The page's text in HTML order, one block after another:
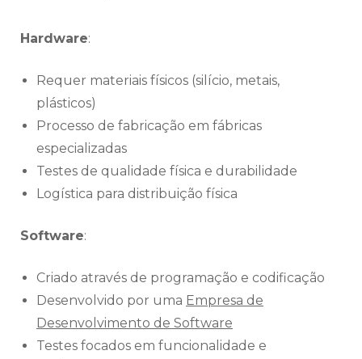
Hardware:
Requer materiais físicos (silício, metais,
plásticos)
Processo de fabricação em fábricas
especializadas
Testes de qualidade física e durabilidade
Logística para distribuição física
Software:
Criado através de programação e codificação
Desenvolvido por uma Empresa de
Desenvolvimento de Software
Testes focados em funcionalidade e